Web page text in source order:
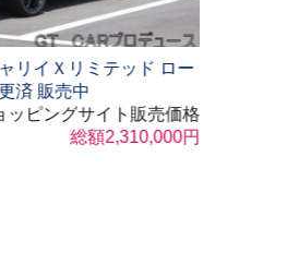
【限定品】オリジナルＴシャツ販売